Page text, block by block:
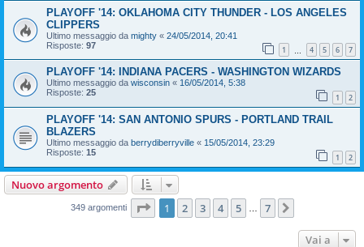
PLAYOFF '14: OKLAHOMA CITY THUNDER - LOS ANGELES
CLIPPERS
Ultimo messaggio da mighty « 24/05/2014, 20:41
Risposte: 97 1 4 5 6 7
PLAYOFF '14: INDIANA PACERS - WASHINGTON WIZARDS
Ultimo messaggio da wisconsin « 16/05/2014, 5:38
Risposte: 25 1 2
PLAYOFF '14: SAN ANTONIO SPURS - PORTLAND TRAIL
BLAZERS
Ultimo messaggio da berrydiberryville « 15/05/2014, 23:29
Risposte: 15 1 2
Nuovo argomento
349 argomenti Pagina di
1 2 3 4 5 7
Vai a